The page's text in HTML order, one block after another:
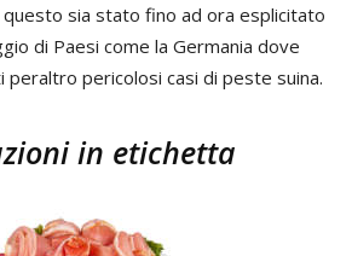
sia stato fino ad ora esplicitato
di Paesi come la Germania dove
peraltro pericolosi casi di peste suina.
in etichetta